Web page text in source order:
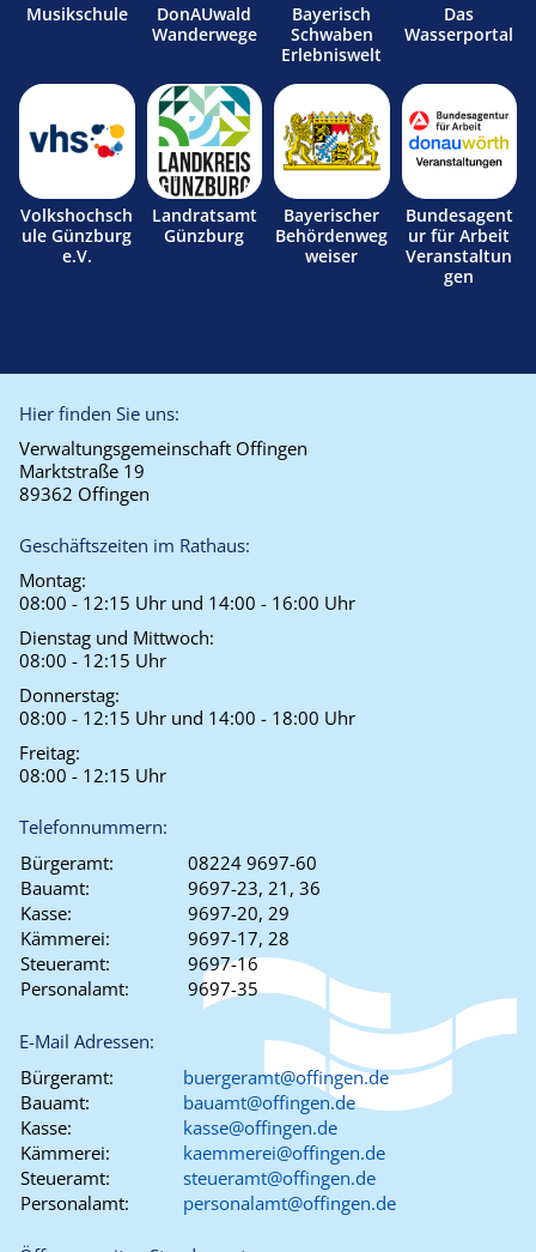
Musikschule
DonAUwald
Wanderwege
Bayerisch
Schwaben
Erlebniswelt
Das
Wasserportal
Volkshochsch
ule Günzburg
e.V.
Landratsamt
Günzburg
Bayerischer
Behördenweg
weiser
Bundesagent
ur für Arbeit
Veranstaltun
gen
Hier finden Sie uns:
Verwaltungsgemeinschaft Offingen
Marktstraße 19
89362 Offingen
Geschäftszeiten im Rathaus:
Montag:
08:00 - 12:15 Uhr und 14:00 - 16:00 Uhr
Dienstag und Mittwoch:
08:00 - 12:15 Uhr
Donnerstag:
08:00 - 12:15 Uhr und 14:00 - 18:00 Uhr
Freitag:
08:00 - 12:15 Uhr
Telefonnummern:
Bürgeramt:
08224 9697-60
Bauamt:
9697-23, 21, 36
Kasse:
9697-20, 29
Kämmerei:
9697-17, 28
Steueramt:
9697-16
Personalamt:
9697-35
E-Mail Adressen:
Bürgeramt:
buergeramt@offingen.de
Bauamt:
bauamt@offingen.de
Kasse:
kasse@offingen.de
Kämmerei:
kaemmerei@offingen.de
Steueramt:
steueramt@offingen.de
Personalamt:
personalamt@offingen.de